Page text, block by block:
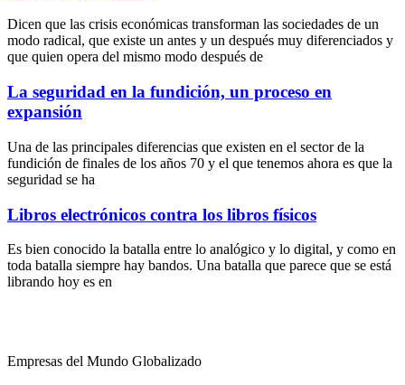
Dicen que las crisis económicas transforman las sociedades de un
modo radical, que existe un antes y un después muy diferenciados y
que quien opera del mismo modo después de
La seguridad en la fundición, un proceso en
expansión
Una de las principales diferencias que existen en el sector de la
fundición de finales de los años 70 y el que tenemos ahora es que la
seguridad se ha
Libros electrónicos contra los libros físicos
Es bien conocido la batalla entre lo analógico y lo digital, y como en
toda batalla siempre hay bandos. Una batalla que parece que se está
librando hoy es en
Empresas del Mundo Globalizado